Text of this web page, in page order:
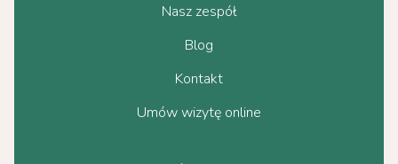
Nasz zespół
Blog
Kontakt
Umów wizytę online